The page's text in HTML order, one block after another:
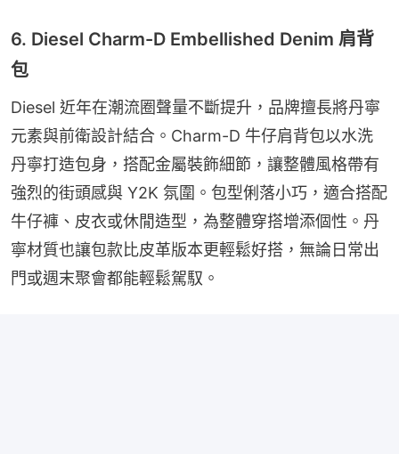
6. Diesel Charm-D Embellished Denim 肩背
包
Diesel 近年在潮流圈聲量不斷提升，品牌擅長將丹寧
元素與前衛設計結合。Charm-D 牛仔肩背包以水洗
丹寧打造包身，搭配金屬裝飾細節，讓整體風格帶有
強烈的街頭感與 Y2K 氛圍。包型俐落小巧，適合搭配
牛仔褲、皮衣或休閒造型，為整體穿搭增添個性。丹
寧材質也讓包款比皮革版本更輕鬆好搭，無論日常出
門或週末聚會都能輕鬆駕馭。